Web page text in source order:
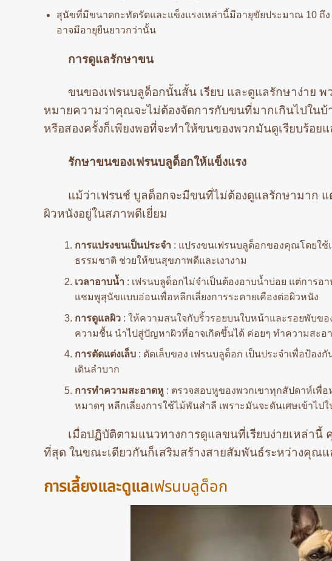
สุนัขที่มีขนาดกะทัดรัดและแข็งแรงเหล่านี้มีอายุขัยประมาณ 10 ถึง
อาจมีอายุยืนยาวกว่านั้น
การดูแลรักษาขน
ขนของเฟรนบลูด็อกนั้นสั้น เรียบ และดูแลรักษาง่าย
หมายความว่าคุณจะไม่ต้องจัดการกับขนที่มากเกินไปใน
หรือสองครั้งก็เพียงพอที่จะทำให้ขนของพวกมันดูเรียบร้อย
รักษาขนของเฟรนบลูด็อกให้แข็งแรง
แม้ว่าเฟรนช์ บูลด็อกจะมีขนที่ไม่ต้องดูแลรักษามาก
ผิวหนังอยู่ในสภาพดีเยี่ยม
การแปรงขนเป็นประจำ: แปรงขนเฟรนบลูด็อกของคุณโดยใช้
ธรรมชาติ ช่วยให้ขนสุขภาพดีและเงางาม
เวลาอาบน้ำ: เฟรนบลูด็อกไม่จำเป็นต้องอาบน้ำบ่อย แต่การอ
แชมพูสุนัขแบบอ่อนเพื่อหลีกเลี่ยงการระคายเคืองต่อผิวหนัง
การดูแลผิว: ให้ความสนใจกับริ้วรอยบนใบหน้าและรอยพับขอ
ความชื้น นำไปสู่ปัญหาผิวที่อาจเกิดขึ้นได้ ค่อยๆ ทำความสะอ
การตัดแต่งเล็บ: ตัดเล็บของ เฟรนบลูด็อก เป็นประจำเพื่อป้อง
เดินลำบาก
การทำความสะอาดหู : ตรวจสอบหูของพวกเขาทุกสัปดาห์เพื่
หมาดๆ หลีกเลี่ยงการใช้ไม้พันสำลี เพราะมันจะดันเศษเข้าไป
เมื่อปฏิบัติตามแนวทางการดูแลขนที่เรียบง่ายเหล่า
ที่สุด ในขณะเดียวกันก็เสริมสร้างสายสัมพันธ์ระหว่างคุณ
การเลี้ยงและดูแลเฟรนบลูด็อก